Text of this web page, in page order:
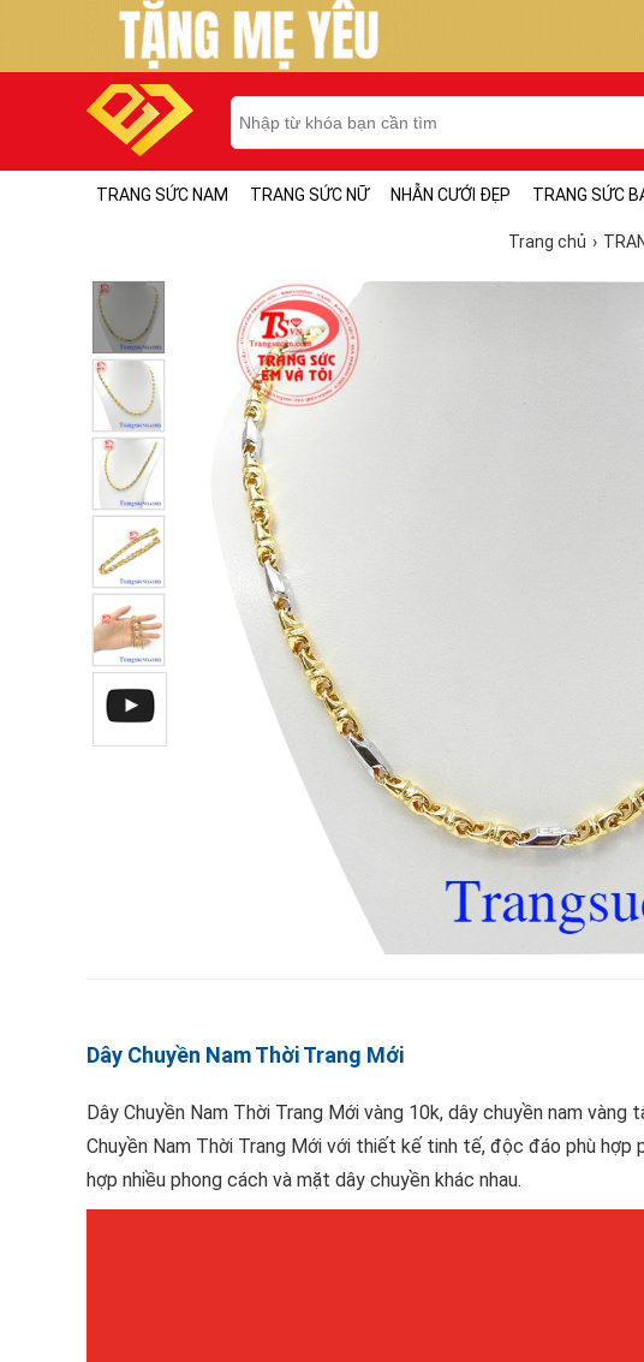
TRANG SỨC NAM TRANG SỨC NỮ NHẪN CƯỚI ĐẸP TRANG SỨC
Trang chủ
Dây Chuyền Nam Thời Trang Mới
Dây Chuyền Nam Thời Trang Mới vàng 10k, dây chuyền nam
Chuyền Nam Thời Trang Mới với thiết kế tinh tế, độc đáo phù hợp
hợp nhiều phong cách và mặt dây chuyền khác nhau.